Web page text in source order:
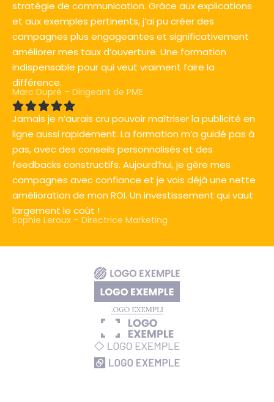
stratégie de communication. Grâce aux explications
et aux exemples pertinents, j’ai pu créer des
campagnes plus engageantes et significativement
améliorer mes taux d’ouverture. Une formation
indispensable pour qui veut vraiment faire la
différence.
Marc Dupré – Dirigeant de PME
Jamais je n’aurais cru pouvoir maîtriser la publicité en
ligne aussi rapidement. La formation m’a guidé pas à
pas, avec des conseils personnalisés et des
feedbacks constructifs. Aujourd’hui, je gère mes
campagnes avec confiance et je vois déjà une nette
amélioration de mon ROI. Un investissement qui vaut
largement le coût !
Sophie Leroux – Directrice Marketing